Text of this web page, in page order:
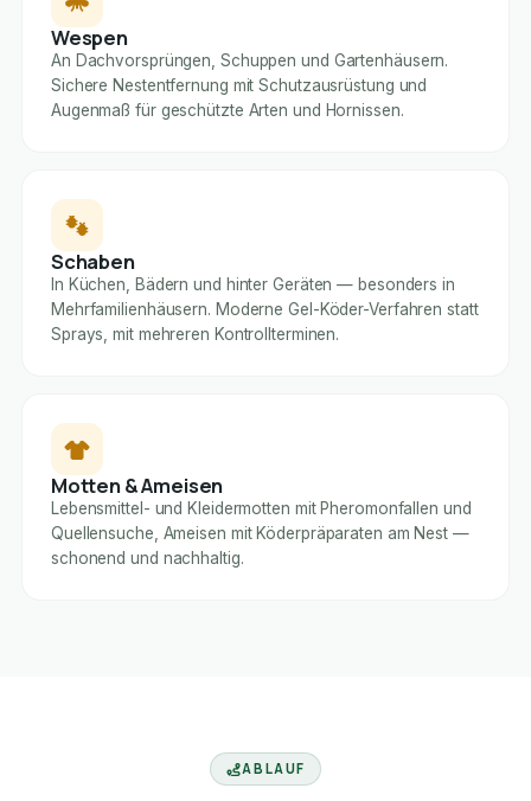
Wespen
An Dachvorsprüngen, Schuppen und Gartenhäusern.
Sichere Nestentfernung mit Schutzausrüstung und
Augenmaß für geschützte Arten und Hornissen.
Schaben
In Küchen, Bädern und hinter Geräten — besonders in
Mehrfamilienhäusern. Moderne Gel-Köder-Verfahren statt
Sprays, mit mehreren Kontrollterminen.
Motten & Ameisen
Lebensmittel- und Kleidermotten mit Pheromonfallen und
Quellensuche, Ameisen mit Köderpräparaten am Nest —
schonend und nachhaltig.
ABLAUF